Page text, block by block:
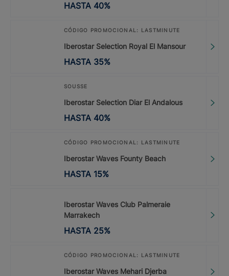
HASTA 40%
CÓDIGO PROMOCIONAL: LASTMINUTE
Iberostar Selection Royal El Mansour
HASTA 35%
SOUSSE
Iberostar Selection Diar El Andalous
HASTA 40%
CÓDIGO PROMOCIONAL: LASTMINUTE
Iberostar Waves Founty Beach
HASTA 15%
Iberostar Waves Club Palmeraie
Marrakech
HASTA 25%
CÓDIGO PROMOCIONAL: LASTMINUTE
Iberostar Waves Mehari Djerba